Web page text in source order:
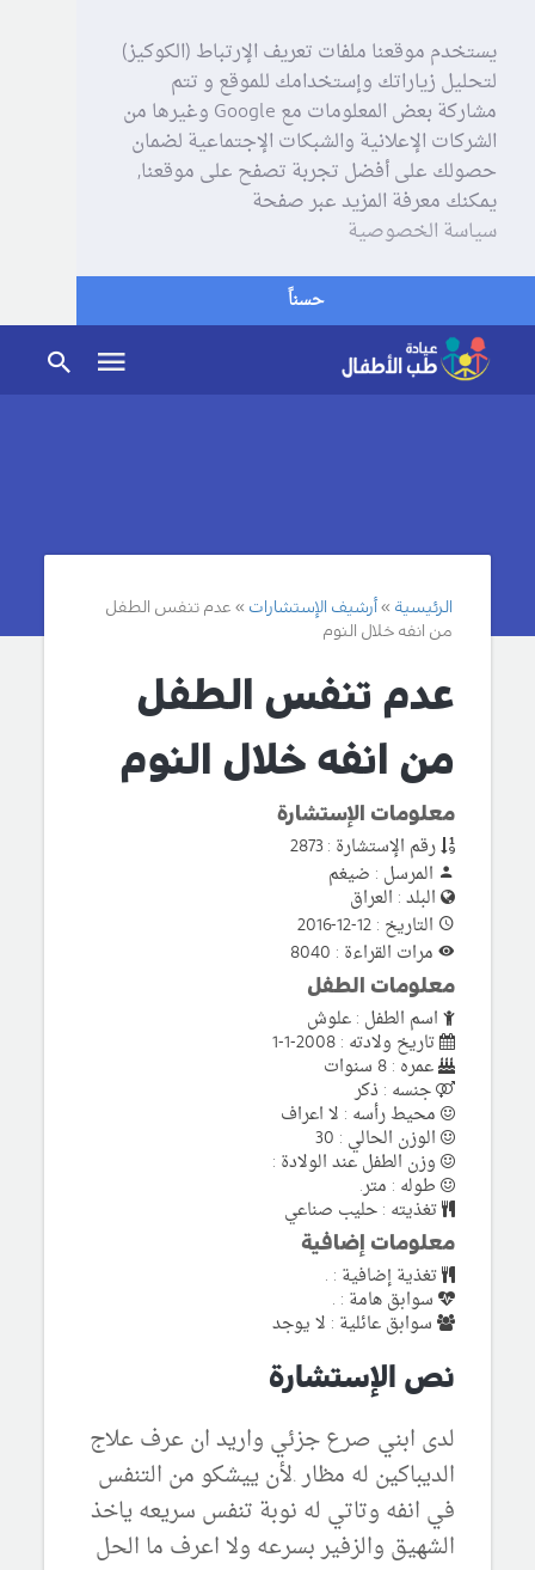
يستخدم موقعنا ملفات تعريف الإرتباط (الكوكيز)
لتحليل زياراتك وإستخدامك للموقع و تتم
مشاركة بعض المعلومات مع Google وغيرها من
الشركات الإعلانية والشبكات الإجتماعية لضمان
حصولك على أفضل تجربة تصفح على موقعنا,
يمكنك معرفة المزيد عبر صفحة
سياسة الخصوصية
حسناً
الرئيسية أرشيف الإستشارات
عدم تنفس الطفل
من انفه خلال النوم
عدم تنفس الطفل
من انفه خلال النوم
معلومات الإستشارة
رقم الإستشارة : 2873
المرسل : ضيغم
البلد : العراق
التاريخ : 12-12-2016
مرات القراءة : 8040
معلومات الطفل
اسم الطفل : علوش
تاريخ ولادته : 2008-1-1
عمره : 8 سنوات
جنسه : ذكر
محيط رأسه : لا اعراف
الوزن الحالي : 30
وزن الطفل عند الولادة :
طوله : متر.
تغذيته : حليب صناعي
معلومات إضافية
تغذية إضافية : .
سوابق هامة : .
سوابق عائلية : لا يوجد
نص الإستشارة
لدى ابني صرع جزئي واريد ان عرف علاج
الديباكين له مظار .لأن ييشكو من التنفس
في انفه وتاتي له نوبة تنفس سريعه ياخذ
الشهيق والزفير بسرعه ولا اعرف ما الحل